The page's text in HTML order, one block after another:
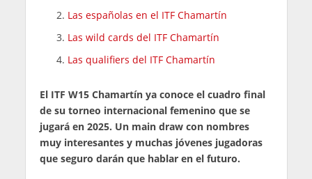
Las españolas en el ITF Chamartín
Las wild cards del ITF Chamartín
Las qualifiers del ITF Chamartín
El ITF W15 Chamartín ya conoce el cuadro final
de su torneo internacional femenino que se
jugará en 2025. Un main draw con nombres
muy interesantes y muchas jóvenes jugadoras
que seguro darán que hablar en el futuro.